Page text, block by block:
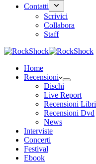
Contatti
Scrivici
Collabora
Staff
Home
Recensioni
Dischi
Live Report
Recensioni Libri
Recensioni Dvd
News
Interviste
Concerti
Festival
Ebook